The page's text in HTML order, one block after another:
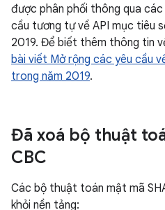
được phân phối thông qua
cầu tương tự về API mục tiêu
2019. Để biết thêm thông tin
bài viết Mở rộng các yêu cầu
trong năm 2019.
Đã xoá bộ thuật
CBC
Các bộ thuật toán mật mã
khỏi nền tảng: